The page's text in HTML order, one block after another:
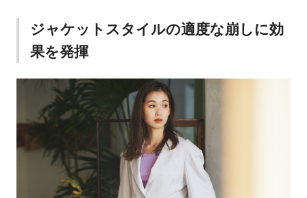
ジャケットスタイルの適度な崩しに効
果を発揮